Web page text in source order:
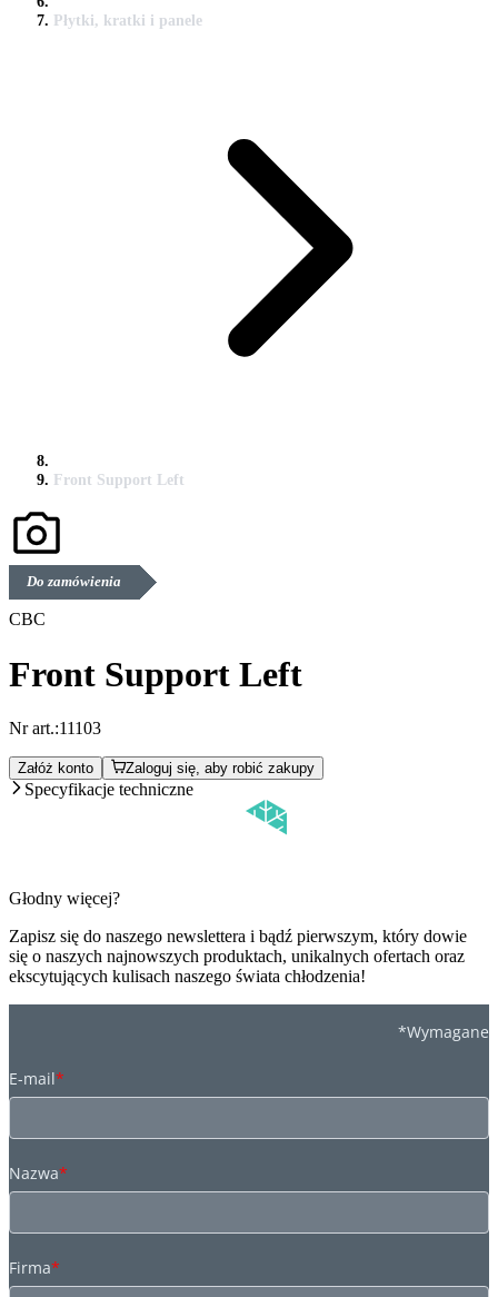
Płytki, kratki i panele
Front Support Left
Do zamówienia
CBC
Front Support Left
Nr art.:11103
Załóż konto Zaloguj się, aby robić zakupy
Specyfikacje techniczne
Głodny więcej?
Zapisz się do naszego newslettera i bądź pierwszym, który dowie
się o naszych najnowszych produktach, unikalnych ofertach oraz
ekscytujących kulisach naszego świata chłodzenia!
*Wymagane
E-mail*
Nazwa*
Firma*